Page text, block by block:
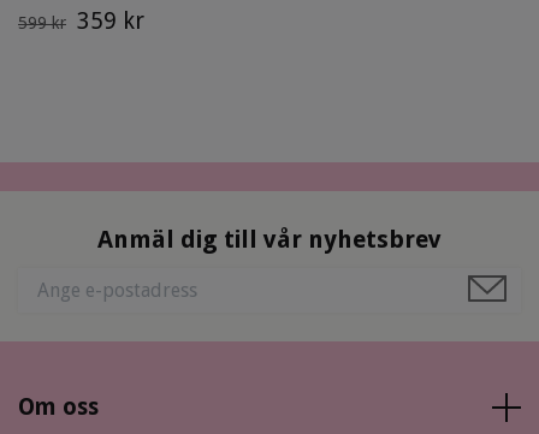
599 kr 359 kr
Anmäl dig till vår nyhetsbrev
Om oss